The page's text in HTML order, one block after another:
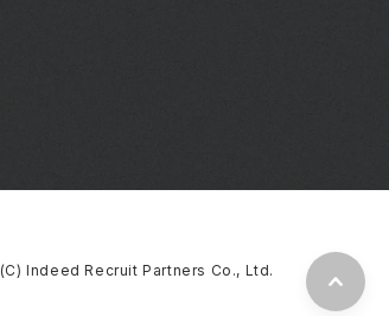
(C) Indeed Recruit Partners Co., Ltd.